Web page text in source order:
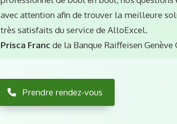
avec attention afin de trouver la meilleure
très satisfaits du service de AlloExcel.
Prisca Franc de la Banque Raiffeisen
Prendre rendez-vous